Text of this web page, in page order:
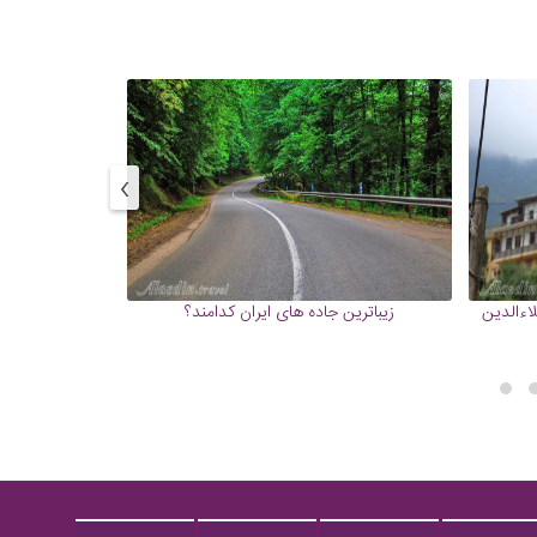
زیباترین جاده های ایران کدامند؟
›